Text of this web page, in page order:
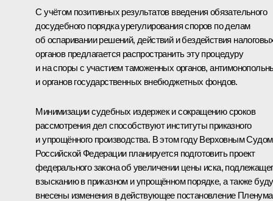
С учётом позитивных результатов введения обязательного
досудебного порядка урегулирования споров по делам
об оспаривании решений, действий и бездействия
органов предлагается распространить эту процедуру
и на споры с участием таможенных органов,
и органов государственных внебюджетных фондов.
Минимизации судебных издержек и сокращению сроков
рассмотрения дел способствуют институты приказного
и упрощённого производства. В этом году Верховным Судом
Российской Федерации планируется подготовить проект
федерального закона об увеличении цены иска,
взысканию в приказном и упрощённом порядке, а также
внесены изменения в действующее постановление Пленума